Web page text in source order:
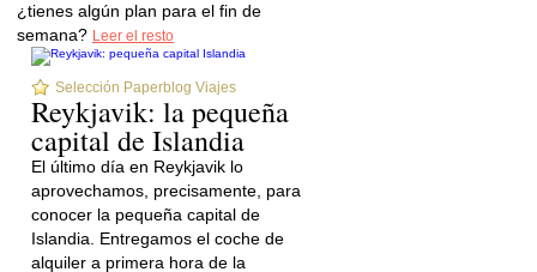
¿tienes algún plan para el fin de
semana? Leer el resto
Selección Paperblog Viajes
Reykjavik: la pequeña
capital de Islandia
El último día en Reykjavik lo
aprovechamos, precisamente, para
conocer la pequeña capital de
Islandia. Entregamos el coche de
alquiler a primera hora de la